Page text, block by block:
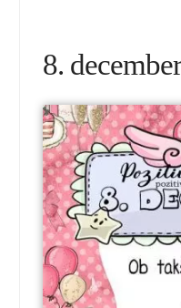
8.